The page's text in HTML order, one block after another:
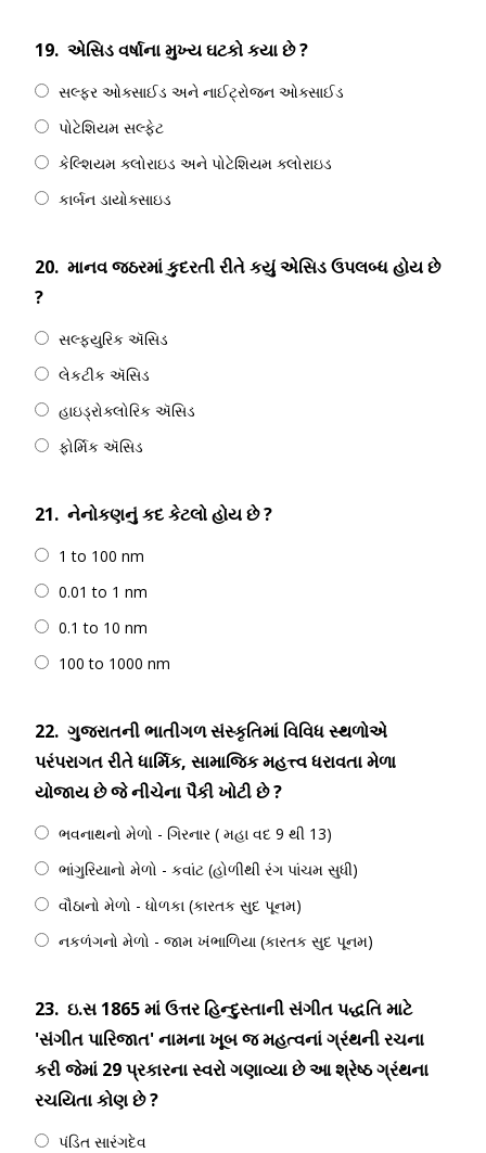
19. એસિડ વર્ષાના મુખ્ય ઘટકો કયા છે ?
સલ્ફર ઓક્સાઈડ અને નાઈટ્રોજન ઓક્સાઈડ
પોટેશિયમ સલ્ફેટ
કેલ્શિયમ ક્લોરાઇડ અને પોટેશિયમ ક્લોરાઇડ
કાર્બન ડાયોક્સાઇડ
20. માનવ જઠરમાં કુદરતી રીતે કયું એસિડ ઉપલબ્ધ હોય છે
?
સલ્ફ્યુરિક ઍસિડ
લેકટીક ઍસિડ
હાઇડ્રોક્લોરિક ઍસિડ
ફોર્મિક ઍસિડ
21. નેનોકણનું કદ કેટલો હોય છે ?
1 to 100 nm
0.01 to 1 nm
0.1 to 10 nm
100 to 1000 nm
22. ગુજરાતની ભાતીગળ સંસ્કૃતિમાં વિવિધ સ્થળોએ
પરંપરાગત રીતે ધાર્મિક, સામાજિક મહત્ત્વ ધરાવતા મેળા
યોજાય છે જે નીચેના પૈકી ખોટી છે ?
ભવનાથનો મેળો - ગિરનાર ( મહા વદ 9 થી 13)
ભાંગુરિયાનો મેળો - કવાંટ (હોળીથી રંગ પાંચમ સુધી)
વૌઠાનો મેળો - ધોળકા (કારતક સુદ પૂનમ)
નકળંગનો મેળો - જામ ખંભાળિયા (કારતક સુદ પૂનમ)
23. ઇ.સ 1865 માં ઉત્તર હિન્દુસ્તાની સંગીત પદ્ધતિ માટે
'સંગીત પારિજાત' નામના ખૂબ જ મહત્વનાં ગ્રંથની રચના
કરી જેમાં 29 પ્રકારના સ્વરો ગણાવ્યા છે આ શ્રેષ્ઠ ગ્રંથના
રચયિતા કોણ છે ?
પંડિત સારંગદેવ